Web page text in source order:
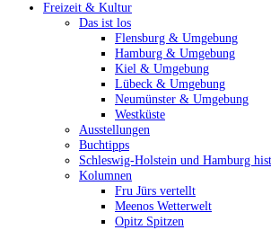
Freizeit & Kultur
Das ist los
Flensburg & Umgebung
Hamburg & Umgebung
Kiel & Umgebung
Lübeck & Umgebung
Neumünster & Umgebung
Westküste
Ausstellungen
Buchtipps
Schleswig-Holstein und Hamburg
Kolumnen
Fru Jürs vertellt
Meenos Wetterwelt
Opitz Spitzen